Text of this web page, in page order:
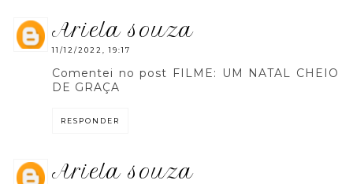
ariela souza
11/12/2022, 19:17
Comentei no post FILME: UM NATAL CHEIO
DE GRAÇA
RESPONDER
ariela souza